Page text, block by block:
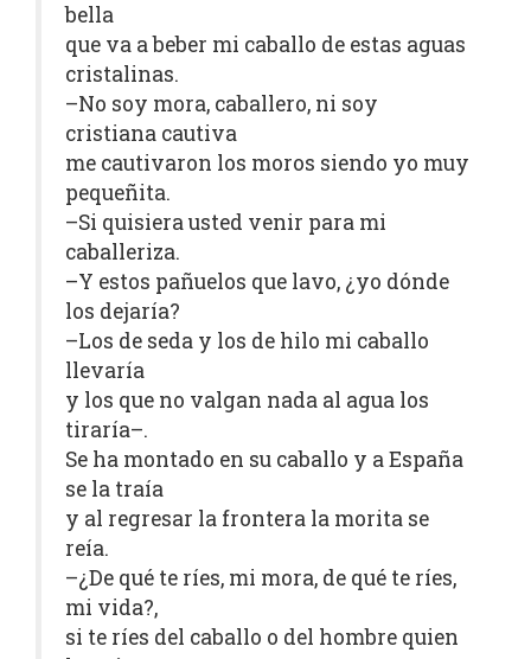
bella
que va a beber mi caballo de estas aguas
cristalinas.
–No soy mora, caballero, ni soy
cristiana cautiva
me cautivaron los moros siendo yo muy
pequeñita.
–Si quisiera usted venir para mi
caballeriza.
–Y estos pañuelos que lavo, ¿yo dónde
los dejaría?
–Los de seda y los de hilo mi caballo
llevaría
y los que no valgan nada al agua los
tiraría–.
Se ha montado en su caballo y a España
se la traía
y al regresar la frontera la morita se
reía.
–¿De qué te ríes, mi mora, de qué te ríes,
mi vida?,
si te ríes del caballo o del hombre quien